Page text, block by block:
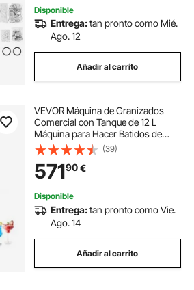
Disponible
Entrega:tan pronto como Mié.
Ago. 12
Añadir al carrito
VEVOR Máquina de Granizados
Comercial con Tanque de 12 L
Máquina para Hacer Batidos de
Acero Inoxidable 48 Tazas Máquina
para Hacer Granizados para Fiestas
en Hogar, Restaurantes, Cafeterías,
Bares
(39)
57190€
Disponible
Entrega:tan pronto como Vie.
Ago. 14
Añadir al carrito